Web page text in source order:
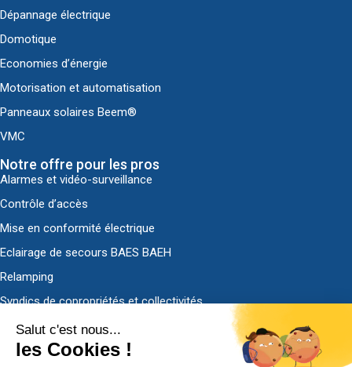
Dépannage électrique
Domotique
Economies d’énergie
Motorisation et automatisation
Panneaux solaires Beem®
VMC
Notre offre pour les pros
Alarmes et vidéo-surveillance
Contrôle d’accès
Mise en conformité électrique
Eclairage de secours BAES BAEH
Relamping
Syndics de copropriétés et collectivités
Découvrir ADS-EL
Qui sommes-nous ?